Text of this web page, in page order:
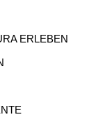
ERLEBEN